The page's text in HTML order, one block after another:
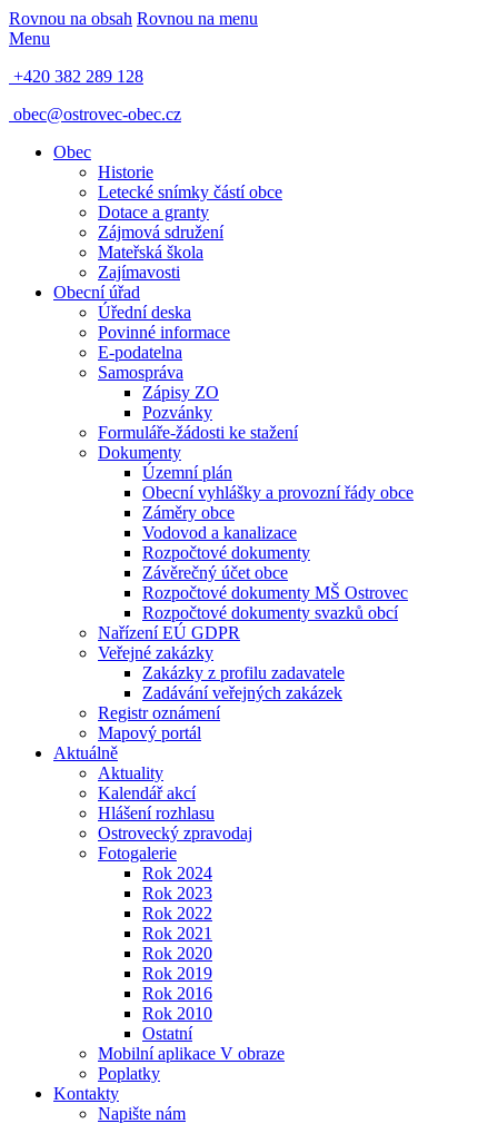
Rovnou na obsah Rovnou na menu
Menu
+420 382 289 128
obec@ostrovec-obec.cz
Obec
Historie
Letecké snímky částí obce
Dotace a granty
Zájmová sdružení
Mateřská škola
Zajímavosti
Obecní úřad
Úřední deska
Povinné informace
E-podatelna
Samospráva
Zápisy ZO
Pozvánky
Formuláře-žádosti ke stažení
Dokumenty
Územní plán
Obecní vyhlášky a provozní řády obce
Záměry obce
Vodovod a kanalizace
Rozpočtové dokumenty
Závěrečný účet obce
Rozpočtové dokumenty MŠ Ostrovec
Rozpočtové dokumenty svazků obcí
Nařízení EÚ GDPR
Veřejné zakázky
Zakázky z profilu zadavatele
Zadávání veřejných zakázek
Registr oznámení
Mapový portál
Aktuálně
Aktuality
Kalendář akcí
Hlášení rozhlasu
Ostrovecký zpravodaj
Fotogalerie
Rok 2024
Rok 2023
Rok 2022
Rok 2021
Rok 2020
Rok 2019
Rok 2016
Rok 2010
Ostatní
Mobilní aplikace V obraze
Poplatky
Kontakty
Napište nám